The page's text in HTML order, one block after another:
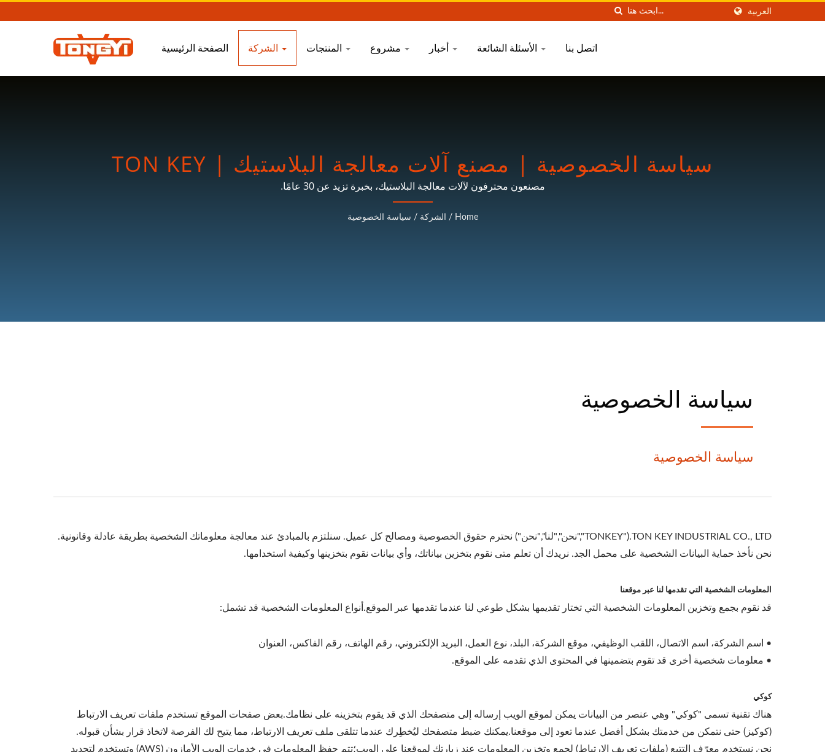
العربية
الصفحة الرئيسية اتصل بنا
سياسة الخصوصية | مصنع آلات معالجة البلاستيك | TON KEY
مصنعون محترفون لآلات معالجة البلاستيك، بخبرة تزيد عن 30 عامًا.
Home
/ الشركة / سياسة الخصوصية
سياسة الخصوصية
سياسة الخصوصية
TON KEY INDUSTRIAL CO., LTD.("TONKEY","نحن","لنا","نحن") نحترم حقوق الخصوصية ومصالح كل عميل. سنلتزم بالمبادئ عند معالجة معلوماتك الشخصية بطريقة عادلة وقانونية.
نحن نأخذ حماية البيانات الشخصية على محمل الجد. نريدك أن تعلم متى نقوم بتخزين بياناتك، وأي بيانات نقوم بتخزينها وكيفية استخدامها.
المعلومات الشخصية التي تقدمها لنا عبر موقعنا
قد نقوم بجمع وتخزين المعلومات الشخصية التي تختار تقديمها بشكل طوعي لنا عندما تقدمها عبر الموقع.أنواع المعلومات الشخصية قد تشمل:
• اسم الشركة، اسم الاتصال، اللقب الوظيفي، موقع الشركة، البلد، نوع العمل، البريد الإلكتروني، رقم الهاتف، رقم الفاكس، العنوان
• معلومات شخصية أخرى قد تقوم بتضمينها في المحتوى الذي تقدمه على الموقع.
كوكي
هناك تقنية تسمى "كوكي" وهي عنصر من البيانات يمكن لموقع الويب إرساله إلى متصفحك الذي قد يقوم بتخزينه على نظامك.بعض صفحات الموقع تستخدم ملفات تعريف الارتباط
(كوكيز) حتى نتمكن من خدمتك بشكل أفضل عندما تعود إلى موقعنا.يمكنك ضبط متصفحك ليُخطِرك عندما تتلقى ملف تعريف الارتباط، مما يتيح لك الفرصة لاتخاذ قرار بشأن قبوله.
نحن نستخدم معرّف التتبع (ملفات تعريف الارتباط) لجمع وتخزين المعلومات عند زيارتك لموقعنا على الويب؛تتم حفظ المعلومات في خدمات الويب الأمازون (AWS) وتستخدم لتحديد